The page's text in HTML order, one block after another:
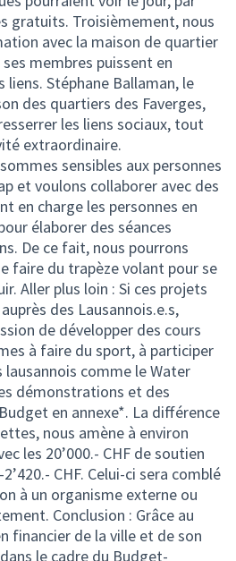
gratuits. Troisièmement, nous
avec la maison de quartier
membres puissent en
Stéphane Ballaman, le
des quartiers des Faverges,
les liens sociaux, tout
extraordinaire.
sensibles aux personnes
et voulons collaborer avec des
en charge les personnes en
élaborer des séances
De ce fait, nous pourrons
faire du trapèze volant pour se
Aller plus loin : Si ces projets
des Lausannois.e.s,
de développer des cours
à faire du sport, à participer
lausannois comme le Water
démonstrations et des
en annexe*. La différence
nous amène à environ
les 20’000.- CHF de soutien
CHF. Celui-ci sera comblé
à un organisme externe ou
Conclusion : Grâce au
financier de la ville et de son
le cadre du Budget-